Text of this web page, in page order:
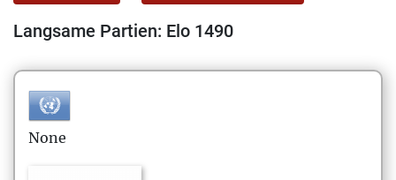
Langsame Partien: Elo 1490
None